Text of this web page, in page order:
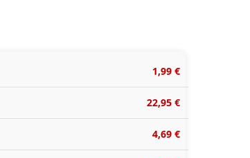
1,99 €
22,95 €
4,69 €